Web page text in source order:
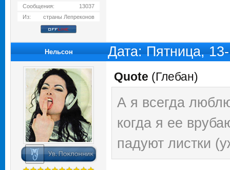
Сообщения:
13037
Из:
страны Лепреконов
Нельсон Дата: Пятница,
Quote (Глебан)
А я всегда
когда я ее
падуют листки